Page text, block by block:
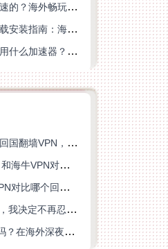
英国打明日之后怎么提速的？海外畅玩国服游戏终极指南
足球世界国外加速器下载安装指南：海外党畅玩国服游戏的终极解决方案
国外玩合金弹头：觉醒用什么加速器？一份写给海外游子的畅玩指南
海外党必看：如何选对回国翻墙VPN，无缝解锁国内资源？
ChickCN VPN好用吗？和海牛VPN对比哪个回国效果更好？
ChickCN VPN和当归VPN对比哪个回国效果更好？海外党亲测后选了它
深夜连不上Steam回国，我决定不再忍受这数字鸿沟
Quickback和巨鲸好用吗？在海外深夜想刷B站、追爱奇艺的你，或许正需要这份答案